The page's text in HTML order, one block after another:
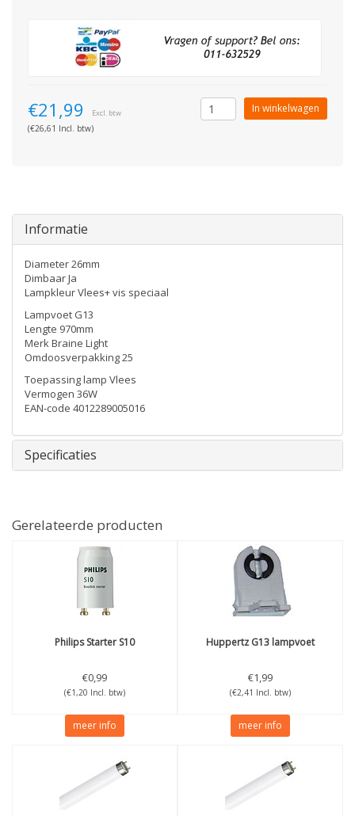
€21,99 Excl. btw
(€26,61 Incl. btw)
In winkelwagen
Informatie
Diameter 26mm
Dimbaar Ja
Lampkleur Vlees+ vis speciaal
Lampvoet G13
Lengte 970mm
Merk Braine Light
Omdoosverpakking 25
Toepassing lamp Vlees
Vermogen 36W
EAN-code 4012289005016
Specificaties
Gerelateerde producten
PhilipsStarter S10
€0,99
(€1,20 Incl. btw)
meer info
Huppertz G13 lampvoet
€1,99
(€2,41 Incl. btw)
meer info